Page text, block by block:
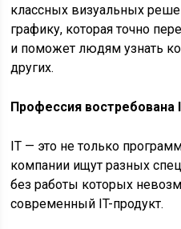
классных визуальных
графику, которая точно
и поможет людям узнать
других.
Профессия востребована
IT — это не только
компании ищут разных
без работы которых
современный IT-продукт.